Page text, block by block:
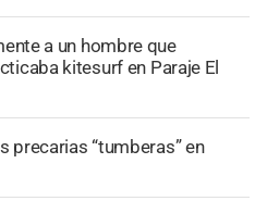
a un hombre que
kitesurf en Paraje El
precarias “tumberas” en